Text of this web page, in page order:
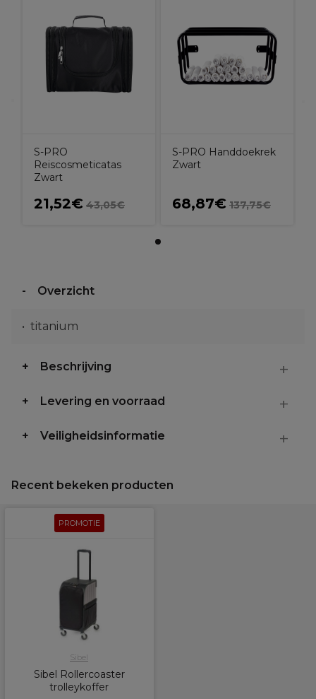
S-PRO
Reiscosmeticatas
Zwart
21,52€ 43,05€
S-PRO Handdoekrek
Zwart
68,87€ 137,75€
Overzicht
titanium
Beschrijving
Levering en voorraad
Veiligheidsinformatie
Recent bekeken producten
PROMOTIE
Sibel
Sibel Rollercoaster
trolleykoffer